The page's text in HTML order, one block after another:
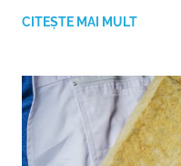
CITEȘTE MAI MULT